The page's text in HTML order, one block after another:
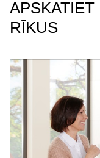
vismaz 40 cm
dušām attiecas
pieņemot, ka tiek
RĪKUS